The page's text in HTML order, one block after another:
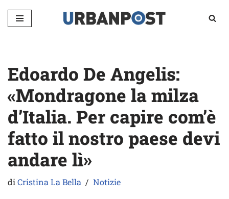
Vai
Edoardo De Angelis:
«Mondragone la milza
d’Italia. Per capire com’è
fatto il nostro paese devi
andare lì»
diCristina La Bella Notizie